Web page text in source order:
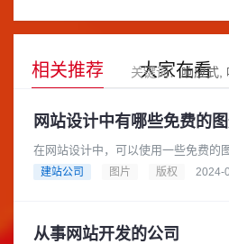
相关推荐 大家在看
关键词：响应式
在网站设计中，可以使用一些免费的
是一些提供免费图形资源的网站，它
建站公司 图片 版权 2024-
从事网站开发的公司